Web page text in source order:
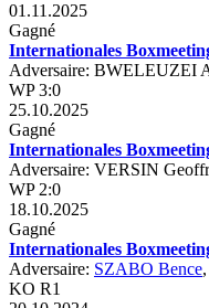
01.11.2025
Gagné
Internationales
Adversaire: BWELEUZEI
WP 3:0
25.10.2025
Gagné
Internationales
Adversaire: VERSIN
WP 2:0
18.10.2025
Gagné
Internationales
Adversaire: SZABO Bence,
KO R1